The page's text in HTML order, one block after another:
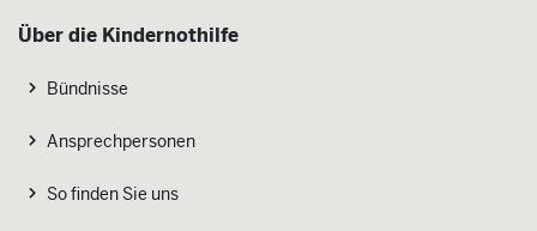
Über die Kindernothilfe
Bündnisse
Ansprechpersonen
So finden Sie uns